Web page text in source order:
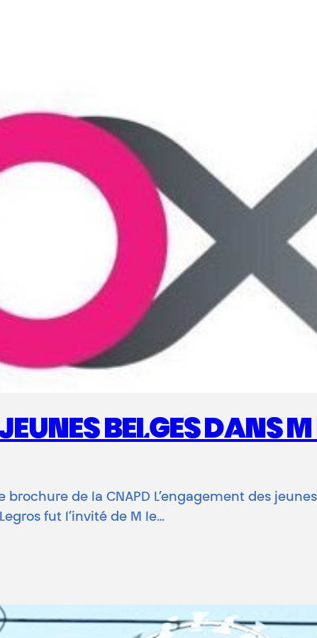
BELGES DANS
de la CNAPD L’engagement des
fut l’invité de M le…